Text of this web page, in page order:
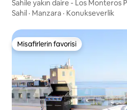
Sahile yakın daire - Los Monteros
Sahil · Manzara · Konukseverlik
Misafirlerin favorisi
Misafirlerin favorisi